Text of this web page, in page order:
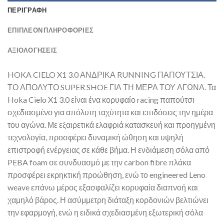
ΠΕΡΙΓΡΑΦΉ
ΕΠΙΠΛΈΟΝ ΠΛΗΡΟΦΟΡΊΕΣ
ΑΞΙΟΛΟΓΗΣΕΙΣ
HOKA CIELO X1 3.0 ΑΝΔΡΙΚΑ RUNNING ΠΑΠΟΥΤΣΙΑ.
ΤΟ ΑΠΟΛΥΤΟ SUPER SHOE ΓΙΑ ΤΗ ΜΕΡΑ ΤΟΥ ΑΓΩΝΑ. Τα
Hoka Cielo X1 3.0 είναι ένα κορυφαίο racing παπούτσι
σχεδιασμένο για απόλυτη ταχύτητα και επιδόσεις την ημέρα
του αγώνα. Με εξαιρετικά ελαφριά κατασκευή και προηγμένη
τεχνολογία, προσφέρει δυναμική ώθηση και υψηλή
επιστροφή ενέργειας σε κάθε βήμα. Η ενδιάμεση σόλα από
PEBA foam σε συνδυασμό με την carbon fibre πλάκα
προσφέρει εκρηκτική προώθηση, ενώ το engineered Leno
weave επάνω μέρος εξασφαλίζει κορυφαία διαπνοή και
χαμηλό βάρος. Η ασύμμετρη διάταξη κορδονιών βελτιώνει
την εφαρμογή, ενώ η ειδικά σχεδιασμένη εξωτερική σόλα